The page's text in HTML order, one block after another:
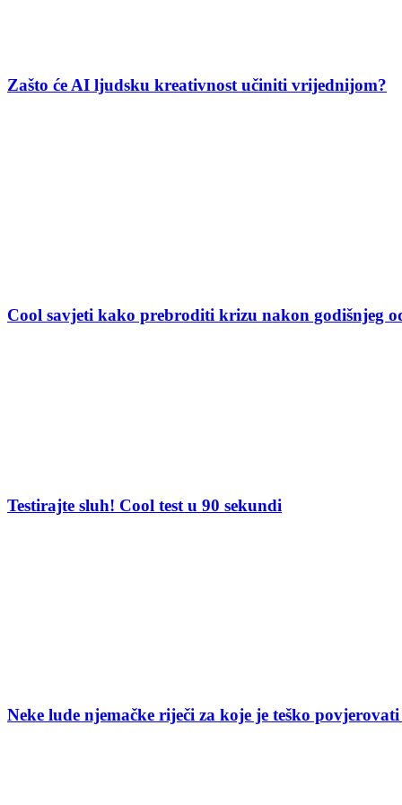
Zašto će AI ljudsku kreativnost učiniti vrijednijom?
Cool savjeti kako prebroditi krizu nakon godišnjeg
Testirajte sluh! Cool test u 90 sekundi
Neke lude njemačke riječi za koje je teško